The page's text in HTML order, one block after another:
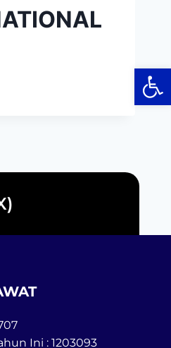
Ini : 1203093